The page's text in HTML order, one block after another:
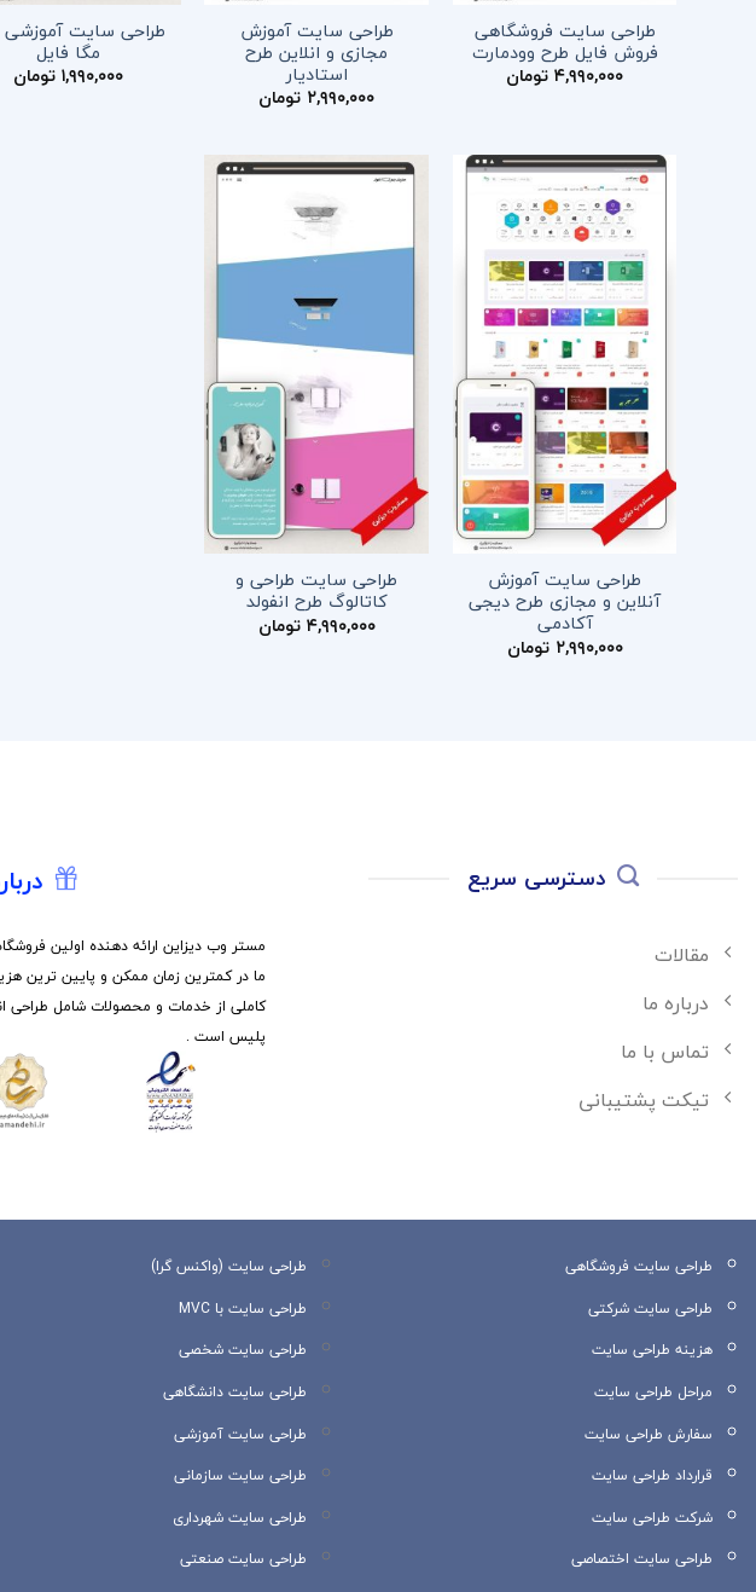
طراحی سایت فروشگاهی
فروش فایل طرح وودمارت
۴,۹۹۰,۰۰۰ تومان
طراحی سایت آموزش
مجازی و انلاین طرح
استادیار
۲,۹۹۰,۰۰۰ تومان
طراحی سایت آموزشی
مگا فایل
۱,۹۹۰,۰۰۰ تومان
افزودن
علاقه
مندی
ها
طراحی سایت آموزش
آنلاین و مجازی طرح دیجی
آکادمی
۲,۹۹۰,۰۰۰ تومان
افزودن
ها
طراحی سایت طراحی و
کاتالوگ طرح انفولد
۴,۹۹۰,۰۰۰ تومان
دسترسی سریع
مقالات
درباره ما
تماس با ما
تیکت پشتیبانی
مستر وب دیزاین ارائه دهنده اولین
ما در کمترین زمان ممکن و پایین ترین
کاملی از خدمات و محصولات شامل طراحی
پلیس است .
طراحی سایت فروشگاهی
طراحی سایت شرکتی
هزینه طراحی سایت
مراحل طراحی سایت
سفارش طراحی سایت
قرارداد طراحی سایت
شرکت طراحی سایت
طراحی سایت اختصاصی
طراحی سایت (واکنس گرا)
طراحی سایت با MVC
طراحی سایت شخصی
طراحی سایت دانشگاهی
طراحی سایت آموزشی
طراحی سایت سازمانی
طراحی سایت شهرداری
طراحی سایت صنعتی